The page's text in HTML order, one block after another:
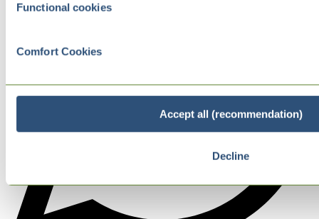
Functional cookies
Comfort Cookies
Accept all (recommendation)
Decline